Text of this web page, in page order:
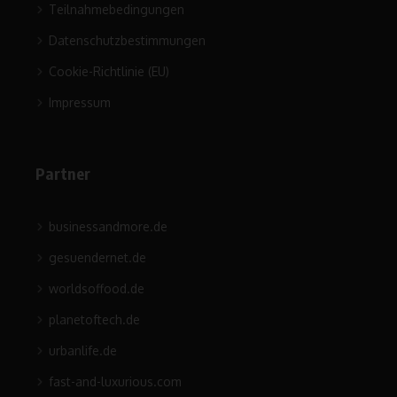
Teilnahmebedingungen
Datenschutzbestimmungen
Cookie-Richtlinie (EU)
Impressum
Partner
businessandmore.de
gesuendernet.de
worldsoffood.de
planetoftech.de
urbanlife.de
fast-and-luxurious.com